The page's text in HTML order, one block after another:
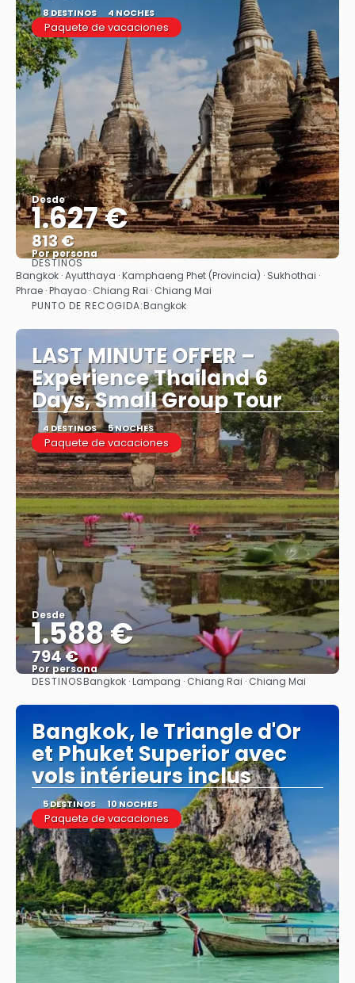
8 DESTINOS 4 NOCHES
Paquete de vacaciones
Desde
1.627 €
813 €
Por persona
Ver
DESTINOS
Bangkok · Ayutthaya · Kamphaeng Phet (Provincia) · Sukhothai ·
Phrae · Phayao · Chiang Rai · Chiang Mai
PUNTO DE RECOGIDA:Bangkok
LAST MINUTE OFFER –
Experience Thailand 6
Days, Small Group Tour
4 DESTINOS 5 NOCHES
Paquete de vacaciones
Desde
1.588 €
794 €
Por persona
Ver
DESTINOSBangkok · Lampang · Chiang Rai · Chiang Mai
Bangkok, le Triangle d'Or
et Phuket Superior avec
vols intérieurs inclus
5 DESTINOS 10 NOCHES
Paquete de vacaciones